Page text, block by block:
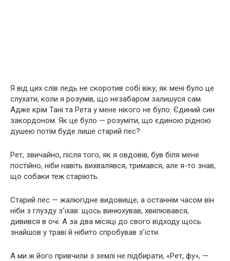
Я від цих слів ледь не скоротив собі віку, як мені було це
слухати, коли я розумів, що незабаром залишуся сам.
Адже крім Тані та Рета у мене нікого не було. Єдиний син
закордоном. Як це було — розуміти, що єдиною рідною
душею потім буде лише старий пес?
Рет, звичайно, після того, як я овдовів, був біля мене
постійно, ніби навіть вихвалявся, тримався, але я-то знав,
що собаки теж старіють.
Старий пес — жалюгідне видовище, а останнім часом він
ніби з глузду з’їхав: щось винюхував, хвилювався,
дивився в очі. А за два місяці до свого відходу щось
знайшов у траві й нібито спробував з’їсти.
А ми ж його привчили з землі не підбирати, «Рет, фу», —